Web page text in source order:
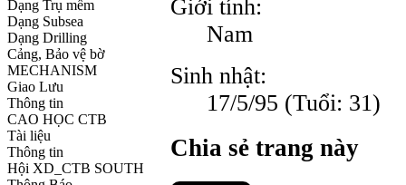
Dạng Trụ mềm
Dạng Subsea
Dạng Drilling
Cảng, Bảo vệ bờ
MECHANISM
Giao Lưu
Thông tin
CAO HỌC CTB
Tài liệu
Thông tin
Hội XD_CTB SOUTH
Giới tính:
Nam
Sinh nhật:
17/5/95 (Tuổi: 31)
Chia sẻ trang này